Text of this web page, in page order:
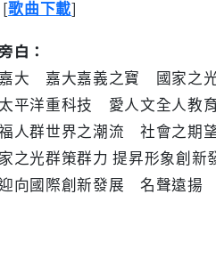
[歌曲下載]
白：
嘉大 嘉大嘉義之寶 國家之光
太平洋重科技 愛人文全人
人群世界之潮流 社會之
家之光群策群力 提昇形象創
向國際創新發展 名聲遠揚